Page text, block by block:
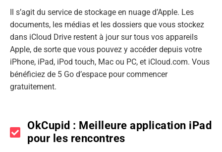
Il s’agit du service de stockage en nuage d’Apple. Les
documents, les médias et les dossiers que vous stockez
dans iCloud Drive restent à jour sur tous vos appareils
Apple, de sorte que vous pouvez y accéder depuis votre
iPhone, iPad, iPod touch, Mac ou PC, et iCloud.com. Vous
bénéficiez de 5 Go d’espace pour commencer
gratuitement.
OkCupid : Meilleure application iPad
pour les rencontres